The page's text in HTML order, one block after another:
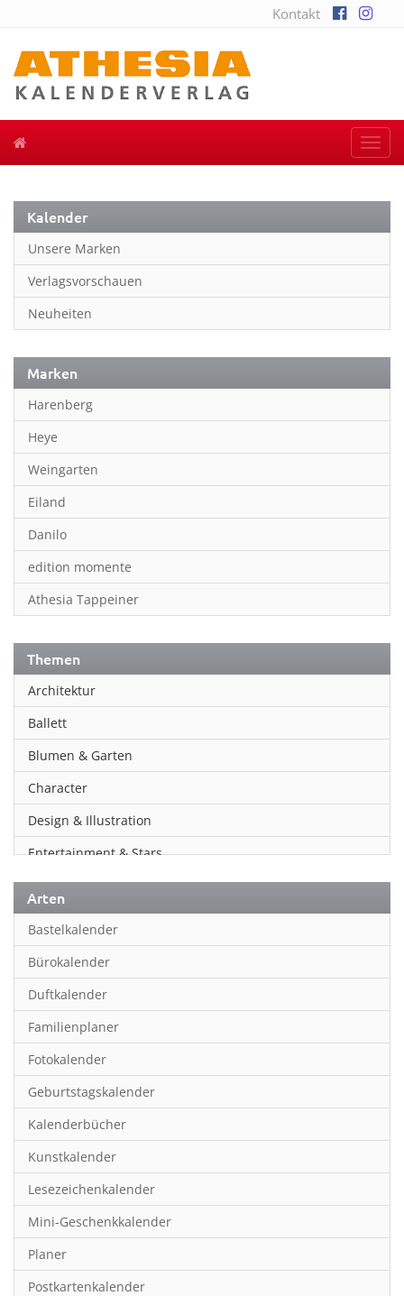
Kontakt
Kalender
Unsere Marken
Verlagsvorschauen
Neuheiten
Marken
Harenberg
Heye
Weingarten
Eiland
Danilo
edition momente
Athesia Tappeiner
Themen
Architektur
Ballett
Blumen & Garten
Character
Design & Illustration
Entertainment & Stars
Erotik
Essen & Trinken
Familienplaner
Fantasy
Film
Fotokunst
Frauen
Fußball
Gaming
Geburtstagskalender
Geschichte
Hobby & Basteln
Humor & Cartoon
Arten
Bastelkalender
Bürokalender
Duftkalender
Familienplaner
Fotokalender
Geburtstagskalender
Kalenderbücher
Kunstkalender
Lesezeichenkalender
Mini-Geschenkkalender
Planer
Postkartenkalender